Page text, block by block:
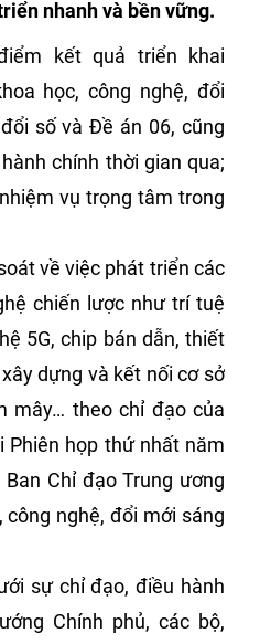
nhanh và bền vững.
kết quả triển khai
học, công nghệ, đổi
số và Đề án 06, cũng
chính thời gian qua;
vụ trọng tâm trong
về việc phát triển các
chiến lược như trí tuệ
5G, chip bán dẫn, thiết
dựng và kết nối cơ sở
mây… theo chỉ đạo của
Phiên họp thứ nhất năm
Chỉ đạo Trung ương
nghệ, đổi mới sáng
sự chỉ đạo, điều hành
Chính phủ, các bộ,